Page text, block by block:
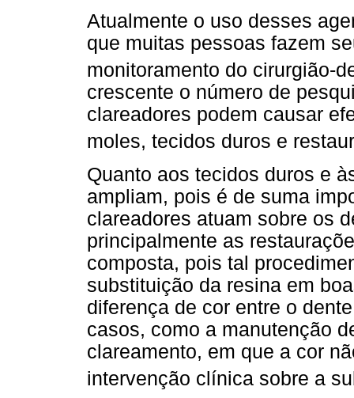
Atualmente o uso desses
que muitas pessoas fazem
monitoramento do cirurgião-
crescente o número de
clareadores podem causar
moles, tecidos duros e
Quanto aos tecidos duros e
ampliam, pois é de suma
clareadores atuam sobre os
principalmente as
composta, pois tal
substituição da resina em
diferença de cor entre o
casos, como a manutenção
clareamento, em que a cor
intervenção clínica sobre a